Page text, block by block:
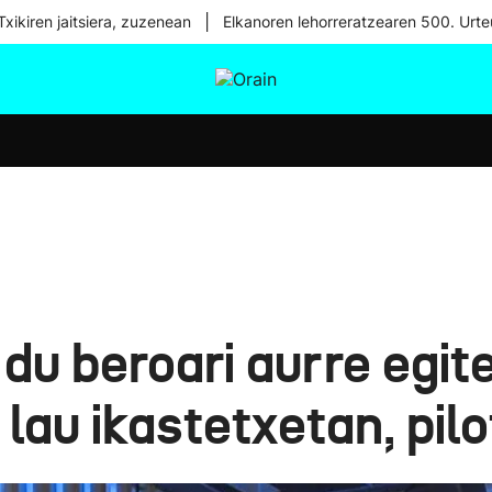
jaitsiera, zuzenean Elkanoren lehorreratzearen 500.
beroari aurre
ikastetxetan,